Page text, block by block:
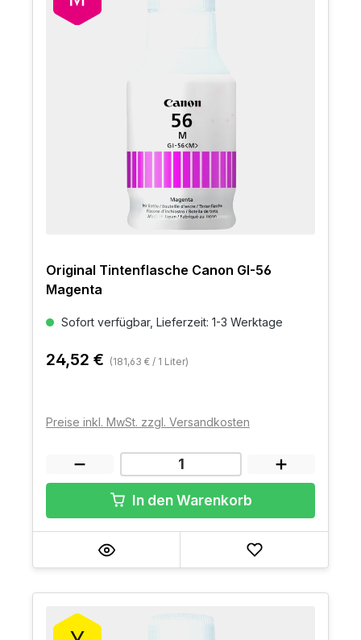
Original Tintenflasche Canon GI-56
Magenta
Sofort verfügbar, Lieferzeit: 1-3 Werktage
24,52 € (181,63 € / 1 Liter)
Preise inkl. MwSt. zzgl. Versandkosten
In den Warenkorb